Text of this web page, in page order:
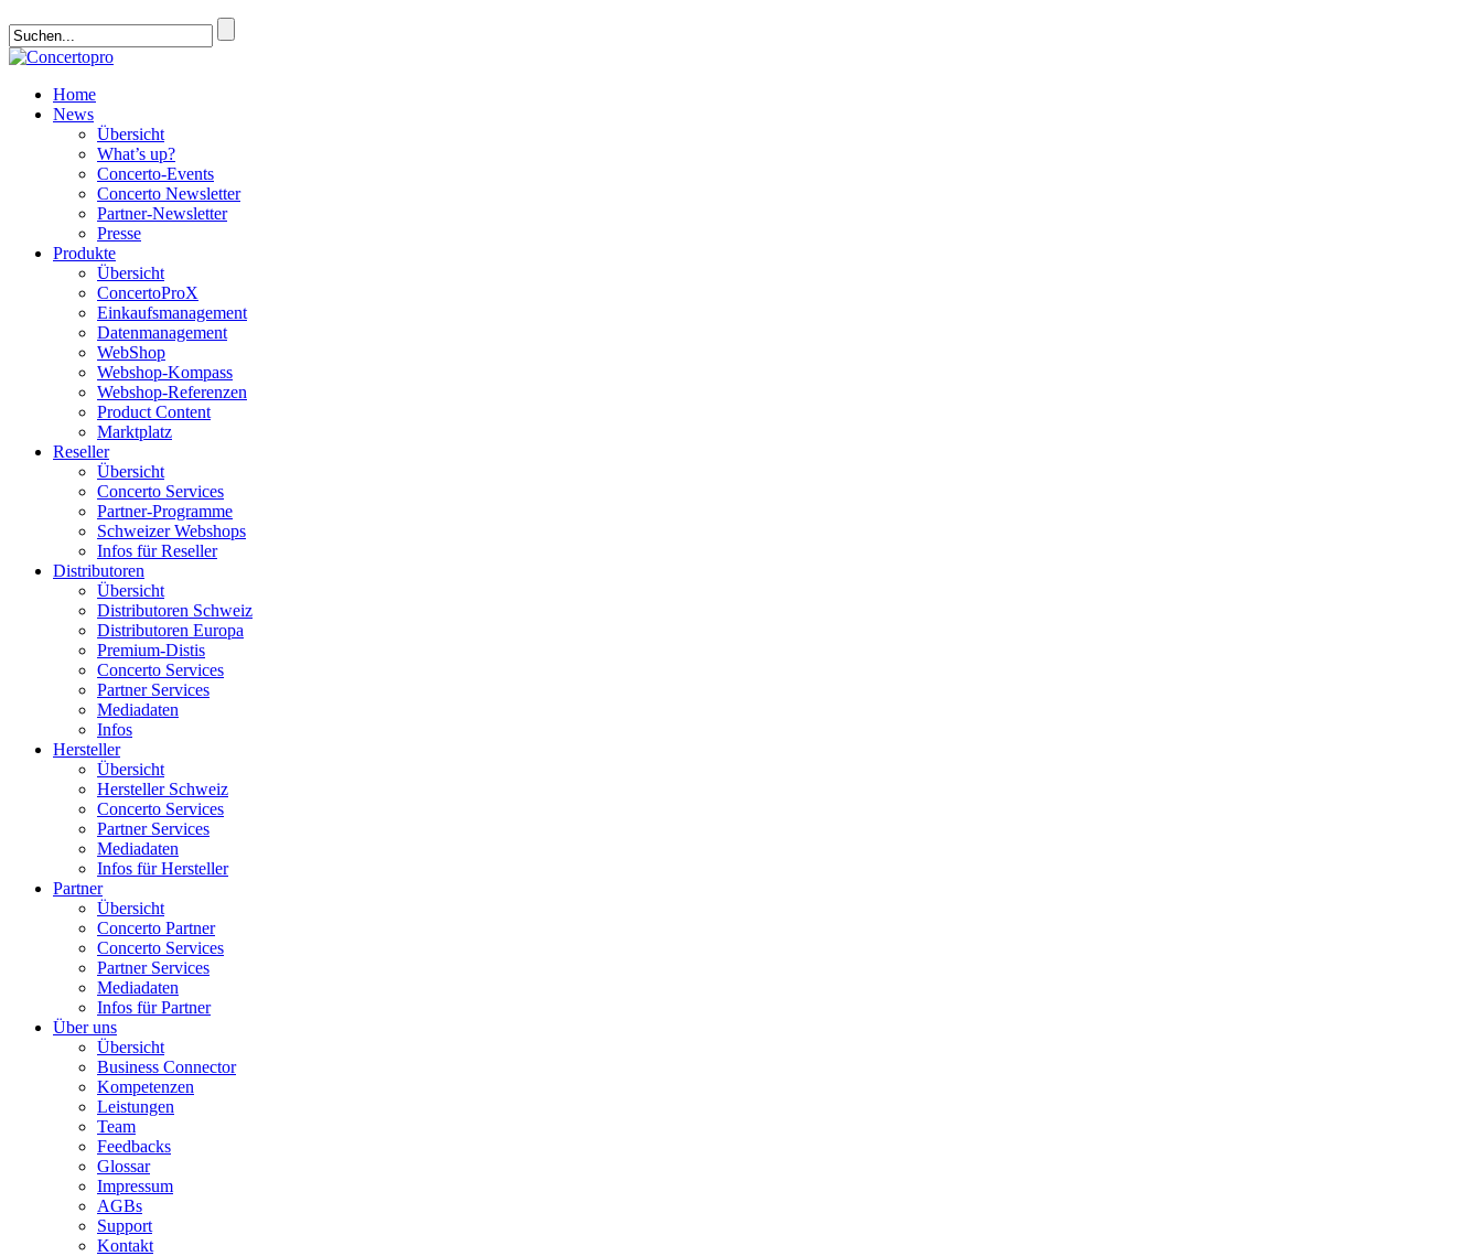
Home
News
Übersicht
What’s up?
Concerto-Events
Concerto Newsletter
Partner-Newsletter
Presse
Produkte
Übersicht
ConcertoProX
Einkaufsmanagement
Datenmanagement
WebShop
Webshop-Kompass
Webshop-Referenzen
Product Content
Marktplatz
Reseller
Übersicht
Concerto Services
Partner-Programme
Schweizer Webshops
Infos für Reseller
Distributoren
Übersicht
Distributoren Schweiz
Distributoren Europa
Premium-Distis
Concerto Services
Partner Services
Mediadaten
Infos
Hersteller
Übersicht
Hersteller Schweiz
Concerto Services
Partner Services
Mediadaten
Infos für Hersteller
Partner
Übersicht
Concerto Partner
Concerto Services
Partner Services
Mediadaten
Infos für Partner
Über uns
Übersicht
Business Connector
Kompetenzen
Leistungen
Team
Feedbacks
Glossar
Impressum
AGBs
Support
Kontakt